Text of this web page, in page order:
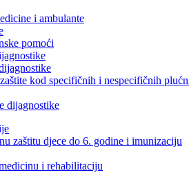
i ambulante
pomoći
kod specifičnih i nespecifičnih
dijagnostike
zaštitu djece do 6. godine i imunizaciju
i rehabilitaciju